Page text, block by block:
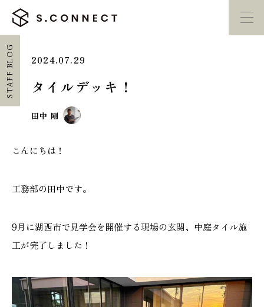
HOME
エスコネについて
施工実績
家づくり勉強会
STAFF BLOG 2024.07.29
タイルデッキ！
田中 剛
こんにちは！
工務部の田中です。
9月に湖西市で見学会を開催する現場の玄関、中庭タイル施
工が完了しました！